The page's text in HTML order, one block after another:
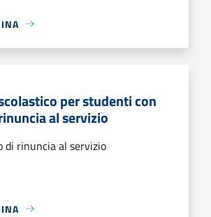
per studenti con
al servizio
di rinuncia al servizio